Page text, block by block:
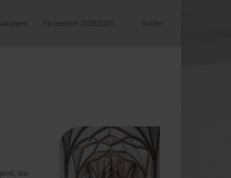
Firmenliste 2025/2026 Suche
die